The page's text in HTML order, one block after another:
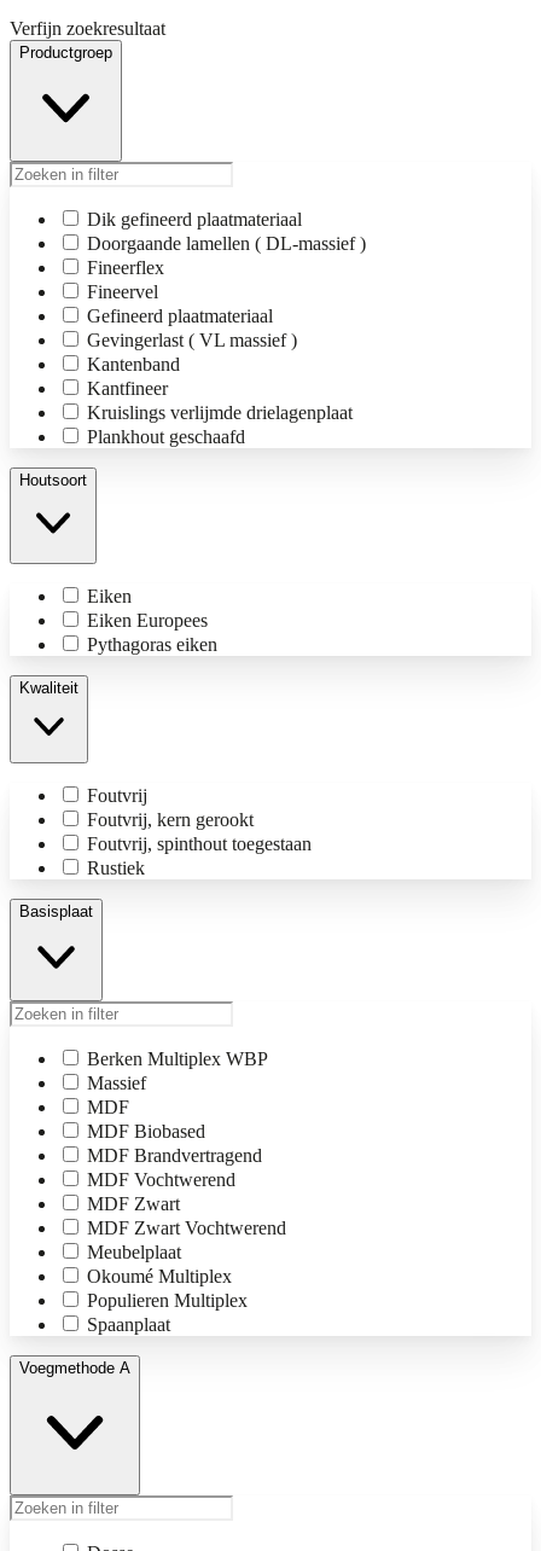
Verfijn zoekresultaat
Productgroep
Dik gefineerd plaatmateriaal
Doorgaande lamellen ( DL-massief )
Fineerflex
Fineervel
Gefineerd plaatmateriaal
Gevingerlast ( VL massief )
Kantenband
Kantfineer
Kruislings verlijmde drielagenplaat
Plankhout geschaafd
Houtsoort
Eiken
Eiken Europees
Pythagoras eiken
Kwaliteit
Foutvrij
Foutvrij, kern gerookt
Foutvrij, spinthout toegestaan
Rustiek
Basisplaat
Berken Multiplex WBP
Massief
MDF
MDF Biobased
MDF Brandvertragend
MDF Vochtwerend
MDF Zwart
MDF Zwart Vochtwerend
Meubelplaat
Okoumé Multiplex
Populieren Multiplex
Spaanplaat
Voegmethode A